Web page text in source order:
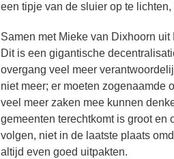
een tipje van de sluier op te
Samen met Mieke van Dixhoorn
Dit is een gigantische
overgang veel meer
niet meer; er moeten zogenaamde
veel meer zaken mee kunnen
gemeenten terechtkomt is groot
volgen, niet in de laatste plaats
altijd even goed uitpakten.